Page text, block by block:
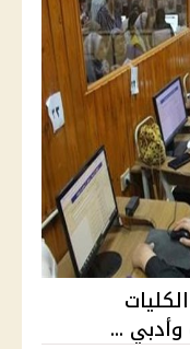
الثانية 2026.. الكليات
...